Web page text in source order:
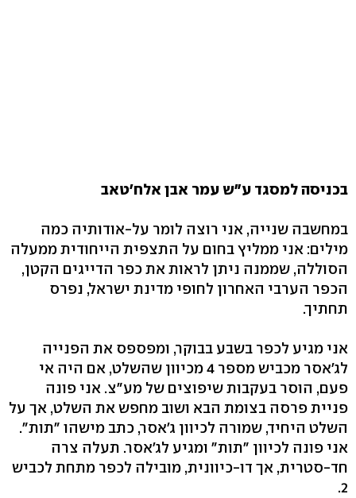
בכניסה למסגד ע"ש עמר אבן אלח'טאב
במחשבה שנייה, אני רוצה לומר על-אודותיה כמה
מילים: אני ממליץ בחום על התצפית הייחודית ממעלה
הסוללה, שממנה ניתן לראות את כפר הדייגים הקטן,
הכפר הערבי האחרון לחופי מדינת ישראל, נפרס
תחתיך.
אני מגיע לכפר בשבע בבוקר, ומפספס את הפנייה
לג'אסר מכביש מספר 4 מכיוון שהשלט, אם היה אי
פעם, הוסר בעקבות שיפוצים של מע"צ. אני פונה
פניית פרסה בצומת הבא ושוב מחפש את השלט, אך על
השלט היחיד, שמורה לכיוון ג'אסר, כתב מישהו "תות".
אני פונה לכיוון "תות" ומגיע לג'אסר. תעלה צרה
חד-סטרית, אך דו-כיוונית, מובילה לכפר מתחת לכביש
2.